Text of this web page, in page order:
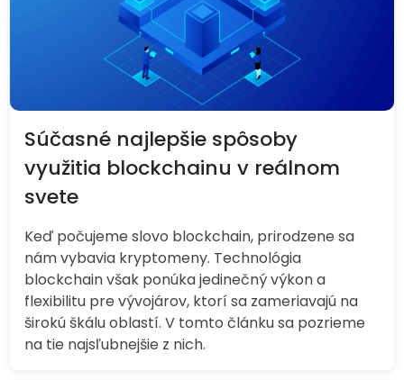
Súčasné najlepšie spôsoby
využitia blockchainu v reálnom
svete
Keď počujeme slovo blockchain, prirodzene sa
nám vybavia kryptomeny. Technológia
blockchain však ponúka jedinečný výkon a
flexibilitu pre vývojárov, ktorí sa zameriavajú na
širokú škálu oblastí. V tomto článku sa pozrieme
na tie najsľubnejšie z nich.